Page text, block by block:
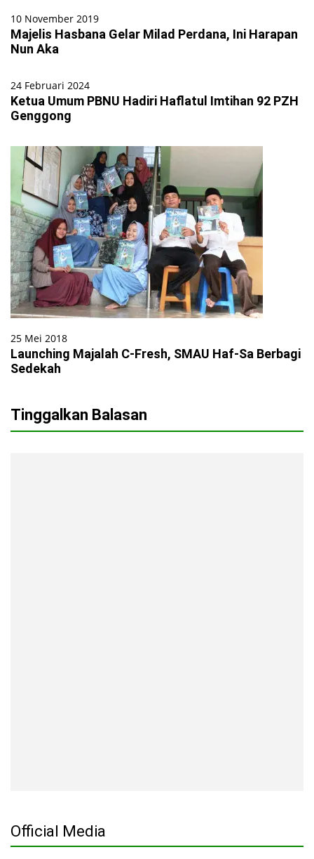
10 November 2019
Majelis Hasbana Gelar Milad Perdana, Ini Harapan
Nun Aka
24 Februari 2024
Ketua Umum PBNU Hadiri Haflatul Imtihan 92 PZH
Genggong
25 Mei 2018
Launching Majalah C-Fresh, SMAU Haf-Sa Berbagi
Sedekah
Tinggalkan Balasan
Official Media